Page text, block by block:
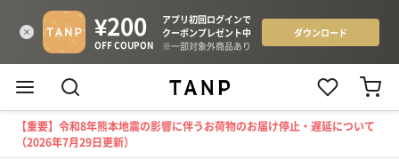
【重要】令和8年熊本地震の影響に伴うお荷物のお届け停止・遅延について
（2026年7月29日更新）